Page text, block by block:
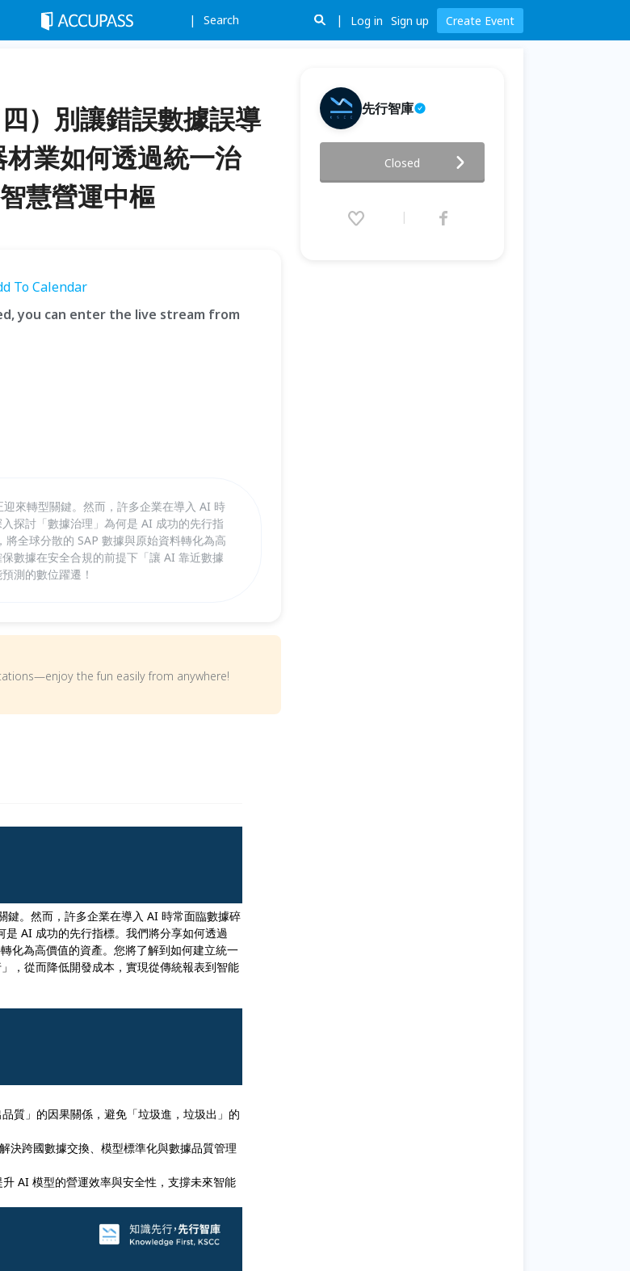
Search Log in Sign up Create Event
）別讓錯誤數據誤導
業如何透過統一治
慧營運中樞
To Calendar
you can enter the live stream from
來轉型關鍵。然而，許多企業在導入 AI 時
探討「數據治理」為何是 AI 成功的先行指
全球分散的 SAP 數據與原始資料轉化為高
數據在安全合規的前提下「讓 AI 靠近數據
測的數位躍遷！
the fun easily from anywhere!
。然而，許多企業在導入 AI 時常面臨數據碎
AI 成功的先行指標。我們將分享如何透過
化為高價值的資產。您將了解到如何建立統一
，從而降低開發成本，實現從傳統報表到智能
質」的因果關係，避免「垃圾進，垃圾出」的
決跨國數據交換、模型標準化與數據品質管理
AI 模型的營運效率與安全性，支撐未來智能
先行智庫
別讓錯誤數據誤導 AI 決策！生
物醫藥、醫療器材業如何透過統
智慧營運中樞
Closed